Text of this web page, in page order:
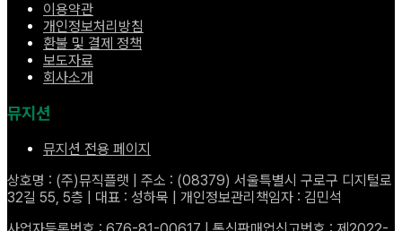
이용약관
개인정보처리방침
환불 및 결제 정책
보도자료
회사소개
뮤지션
뮤지션 전용 페이지
상호명 : (주)뮤직플랫 | 주소 : (08379) 서울특별시 구로구 디지털로
32길 55, 5층 | 대표 : 성하묵 | 개인정보관리책임자 : 김민석